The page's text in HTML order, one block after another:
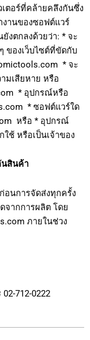
ตอร์ที่คล้ายคลึงกันซึ่ง
านของซอฟต์แวร์
งตกลงด้วยว่า: * จะ
ของเว็บไซต์ที่ขัดกับ
* จะ
มเสียหาย หรือ
* อุปกรณ์หรือ
* ซอฟต์แวร์ใด
หรือ * อุปกรณ์
ช้ หรือเป็นเจ้าของ
นสินค้า
นการจัดส่งทุกครั้ง
จากการผลิต โดย
ภายในช่วง
02-712-0222